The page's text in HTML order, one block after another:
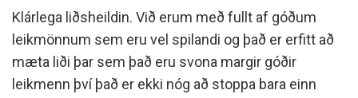
Klárlega liðsheildin. Við erum með fullt af góðum
leikmönnum sem eru vel spilandi og það er erfitt að
mæta liði þar sem það eru svona margir góðir
leikmenn því það er ekki nóg að stoppa bara einn